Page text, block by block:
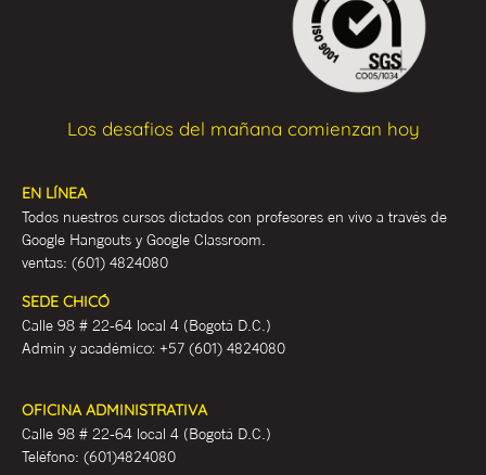
Los desafios del mañana comienzan hoy
EN LÍNEA
Todos nuestros cursos dictados con profesores en vivo a través de
Google Hangouts y Google Classroom.
ventas: (601) 4824080
SEDE CHICÓ
Calle 98 # 22-64 local 4 (Bogotá D.C.)
Admin y académico: +57 (601) 4824080
OFICINA ADMINISTRATIVA
Calle 98 # 22-64 local 4 (Bogotá D.C.)
Teléfono: (601)4824080